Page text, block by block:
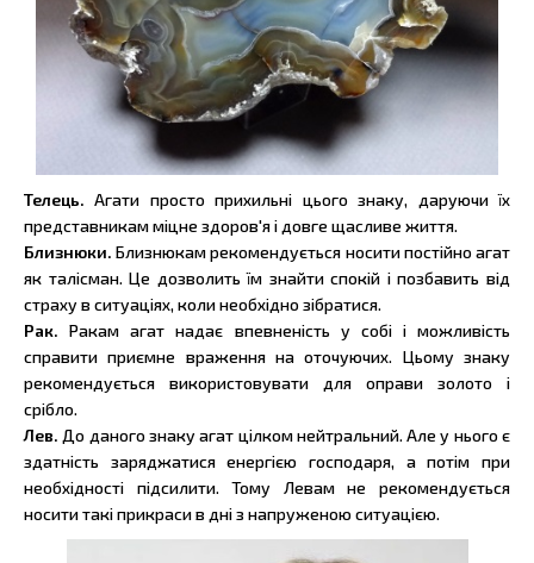
Телець.Агати просто прихильні цього знаку, даруючи їх
представникам міцне здоров'я і довге щасливе життя.
Близнюки.Близнюкам рекомендується носити постійно агат
як талісман. Це дозволить їм знайти спокій і позбавить від
страху в ситуаціях, коли необхідно зібратися.
Рак.Ракам агат надає впевненість у собі і можливість
справити приємне враження на оточуючих. Цьому знаку
рекомендується використовувати для оправи золото і
срібло.
Лев. До даного знаку агат цілком нейтральний. Але у нього є
здатність заряджатися енергією господаря, а потім при
необхідності підсилити. Тому Левам не рекомендується
носити такі прикраси в дні з напруженою ситуацією.